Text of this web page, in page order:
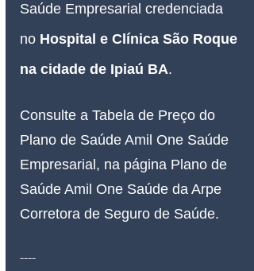
Saúde Empresarial credenciada
no Hospital e Clínica São Roque
na cidade de Ipiaú BA.
Consulte a Tabela de Preço do
Plano de Saúde Amil One Saúde
Empresarial, na página Plano de
Saúde Amil One Saúde da Arpe
Corretora de Seguro de Saúde.
----